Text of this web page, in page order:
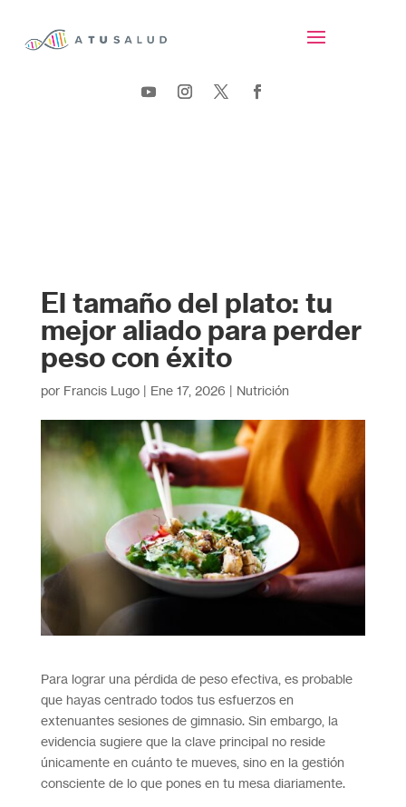
El tamaño del plato: tu
mejor aliado para perder
peso con éxito
por Francis Lugo| Ene 17, 2026 | Nutrición
Para lograr una pérdida de peso efectiva, es probable
que hayas centrado todos tus esfuerzos en
extenuantes sesiones de gimnasio. Sin embargo, la
evidencia sugiere que la clave principal no reside
únicamente en cuánto te mueves, sino en la gestión
consciente de lo que pones en tu mesa diariamente.